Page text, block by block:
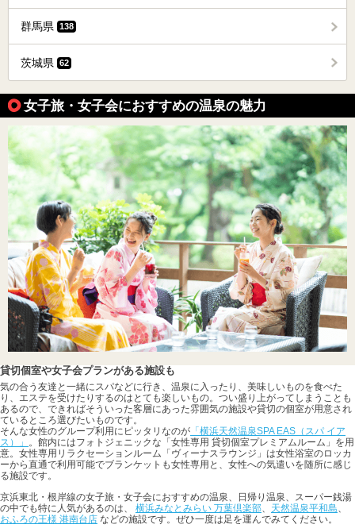
群馬県 138
茨城県 62
女子旅・女子会におすすめの温泉の魅力
貸切個室や女子会プランがある施設も
気の合う友達と一緒にスパなどに行き、温泉に入ったり、美味しいものを食べた
り、エステを受けたりするのはとても楽しいもの。つい盛り上がってしまうことも
あるので、できればそういった客層にあった雰囲気の施設や貸切の個室が用意され
ているところ選びたいものです。
そんな女性のグループ利用にピッタリなのが 「横浜天然温泉SPA EAS（スパ イア
ス）」 。館内にはフォトジェニックな「女性専用 貸切個室プレミアムルーム」を用
意。女性専用リラクセーションルーム「ヴィーナスラウンジ」は女性浴室のロッカ
ーから直通で利用可能でブランケットも女性専用と、女性への気遣いを随所に感じ
る施設です。
京浜東北・根岸線の女子旅・女子会におすすめの温泉、日帰り温泉、スーパー銭湯
の中でも特に人気があるのは、 横浜みなとみらい 万葉倶楽部、 天然温泉平和島、
おふろの王様 港南台店 などの施設です。ぜひ一度は足を運んでみてください。